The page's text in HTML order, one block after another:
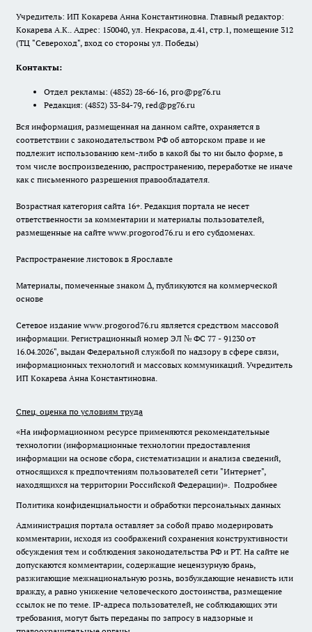
Учредитель: ИП Кокарева Анна Константиновна. Главный редактор:
Кокарева А.К.. Адрес: 150040, ул. Некрасова, д.41, стр.1, помещение 312
(ТЦ "Североход", вход со стороны ул. Победы)
Контакты:
Отдел рекламы: (4852) 28-66-16, pro@pg76.ru
Редакция: (4852) 33-84-79, red@pg76.ru
Вся информация, размещенная на данном сайте, охраняется в
соответствии с законодательством РФ об авторском праве и не
подлежит использованию кем-либо в какой бы то ни было форме, в
том числе воспроизведению, распространению, переработке не иначе
как с письменного разрешения правообладателя.
Возрастная категория сайта 16+. Редакция портала не несет
ответственности за комментарии и материалы пользователей,
размещенные на сайте www.progorod76.ru и его субдоменах.
Распространение листовок в Ярославле
Материалы, помеченные знаком ∆, публикуются на коммерческой
основе
Сетевое издание www.progorod76.ru является средством массовой
информации. Регистрационный номер ЭЛ № ФС 77 - 91230 от
16.04.2026", выдан Федеральной службой по надзору в сфере связи,
информационных технологий и массовых коммуникаций. Учредитель
ИП Кокарева Анна Константиновна.
Спец. оценка по условиям труда
«На информационном ресурсе применяются рекомендательные
технологии (информационные технологии предоставления
информации на основе сбора, систематизации и анализа сведений,
относящихся к предпочтениям пользователей сети "Интернет",
находящихся на территории Российской Федерации)». Подробнее
Политика конфиденциальности и обработки персональных данных
Администрация портала оставляет за собой право модерировать
комментарии, исходя из соображений сохранения конструктивности
обсуждения тем и соблюдения законодательства РФ и РТ. На сайте не
допускаются комментарии, содержащие нецензурную брань,
разжигающие межнациональную рознь, возбуждающие ненависть или
вражду, а равно унижение человеческого достоинства, размещение
ссылок не по теме. IP-адреса пользователей, не соблюдающих эти
требования, могут быть переданы по запросу в надзорные и